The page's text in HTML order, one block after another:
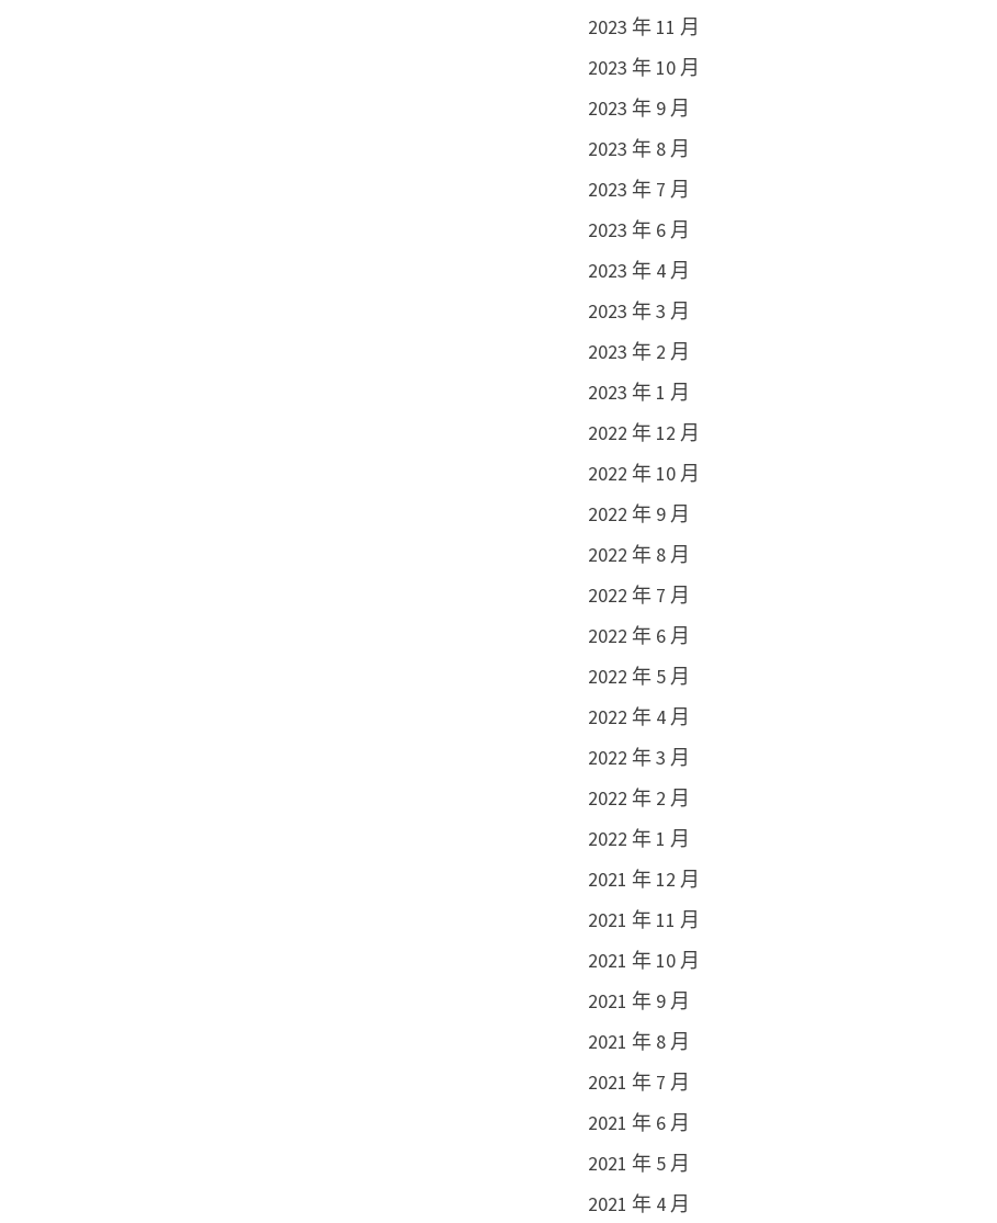
2023 年 11 月
2023 年 10 月
2023 年 9 月
2023 年 8 月
2023 年 7 月
2023 年 6 月
2023 年 4 月
2023 年 3 月
2023 年 2 月
2023 年 1 月
2022 年 12 月
2022 年 10 月
2022 年 9 月
2022 年 8 月
2022 年 7 月
2022 年 6 月
2022 年 5 月
2022 年 4 月
2022 年 3 月
2022 年 2 月
2022 年 1 月
2021 年 12 月
2021 年 11 月
2021 年 10 月
2021 年 9 月
2021 年 8 月
2021 年 7 月
2021 年 6 月
2021 年 5 月
2021 年 4 月